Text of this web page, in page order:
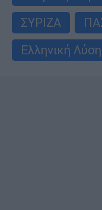
ΣΥΡΙΖΑ
Ελληνική Λύση